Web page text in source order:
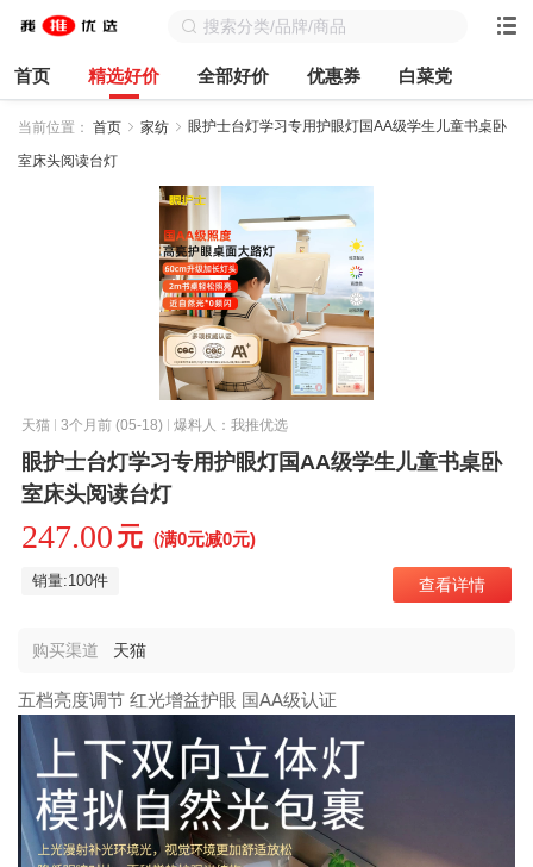
首页 精选好价 全部好价 优惠券 白菜党
当前位置： 首页 家纺 眼护士台灯学习专用护眼灯国AA级学生儿童书桌卧
室床头阅读台灯
天猫 3个月前 (05-18) 爆料人：我推优选
眼护士台灯学习专用护眼灯国AA级学生儿童书桌卧
室床头阅读台灯
247.00 元 (满0元减0元)
销量:100件 查看详情
购买渠道 天猫
五档亮度调节 红光增益护眼 国AA级认证